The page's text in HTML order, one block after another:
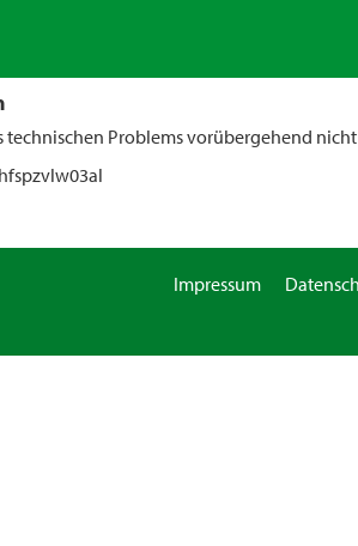
technischen Problems vorübergehend
Impressum